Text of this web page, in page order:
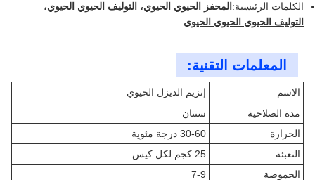
الكلمات الرئيسية: المحفز الحيوي الحيوي، التوليف الحيوي الحيوي،
التوليف الحيوي الحيوي الحيوي
المعلمات التقنية:
الاسم
إنزيم الديزل الحيوي
مدة الصلاحية
سنتان
الحرارة
30-60 درجة مئوية
التعبئة
25 كجم لكل كيس
الحموضة
7-9